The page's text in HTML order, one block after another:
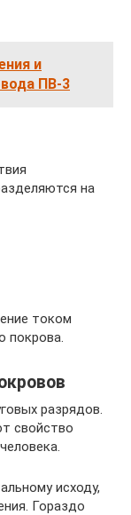
и
ПВ-3
на
током
покрова.
разрядов.
свойство
исходу,
Гораздо